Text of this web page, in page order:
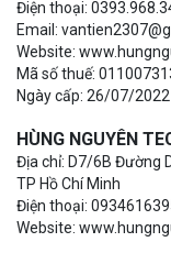
Điện thoại:
Email:
Website:
Mã số thuế:
Ngày cấp: 26/07/
HÙNG NGUYÊN
Địa chỉ: D7/6B Đường
TP Hồ Chí Minh
Điện thoại:
Website: